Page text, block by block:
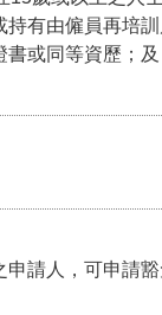
有由僱員再培
或同等資歷；
請人，可申請